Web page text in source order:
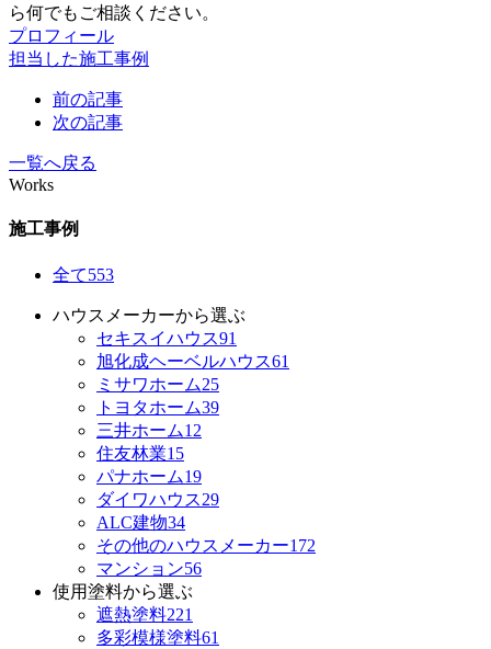
ら何でもご相談ください。
プロフィール
担当した施工事例
前の記事
次の記事
一覧へ戻る
Works
施工事例
全て553
ハウスメーカーから選ぶ
セキスイハウス91
旭化成ヘーベルハウス61
ミサワホーム25
トヨタホーム39
三井ホーム12
住友林業15
パナホーム19
ダイワハウス29
ALC建物34
その他のハウスメーカー172
マンション56
使用塗料から選ぶ
遮熱塗料221
多彩模様塗料61